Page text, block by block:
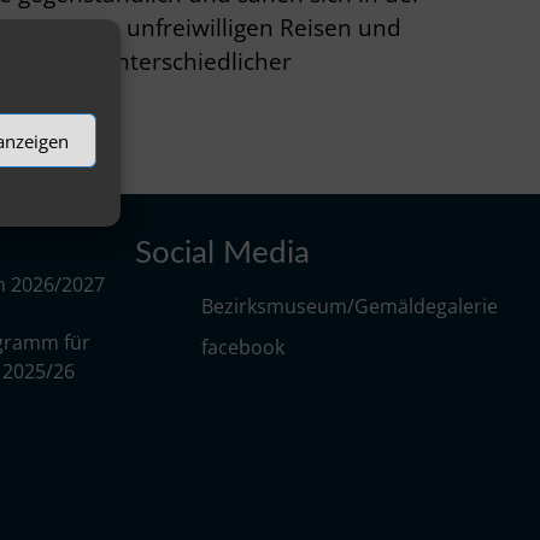
von unfreiwilligen Reisen und
sehr unterschiedlicher
2026/2027
für
26
Social Media
Bezirksmuseum/Gemäldegalerie
facebook